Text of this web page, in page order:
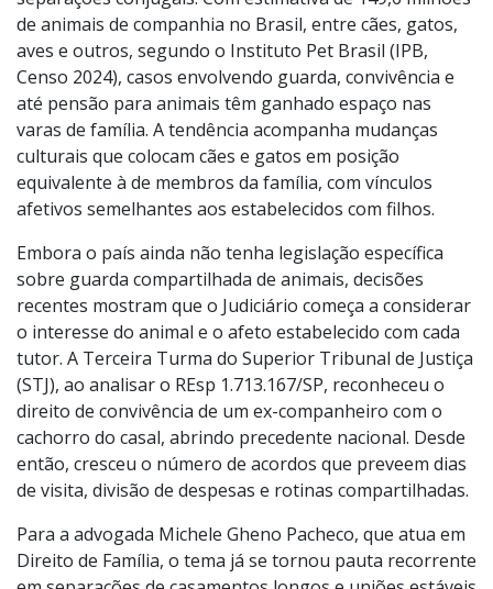
A presença de pets dentro das famílias brasileiras está
mudando o cenário das disputas judiciais em
separações conjugais. Com estimativa de 149,6 milhões
de animais de companhia no Brasil, entre cães, gatos,
aves e outros, segundo o Instituto Pet Brasil (IPB,
Censo 2024), casos envolvendo guarda, convivência e
até pensão para animais têm ganhado espaço nas
varas de família. A tendência acompanha mudanças
culturais que colocam cães e gatos em posição
equivalente à de membros da família, com vínculos
afetivos semelhantes aos estabelecidos com filhos.
Embora o país ainda não tenha legislação específica
sobre guarda compartilhada de animais, decisões
recentes mostram que o Judiciário começa a considerar
o interesse do animal e o afeto estabelecido com cada
tutor. A Terceira Turma do Superior Tribunal de Justiça
(STJ), ao analisar o REsp 1.713.167/SP, reconheceu o
direito de convivência de um ex-companheiro com o
cachorro do casal, abrindo precedente nacional. Desde
então, cresceu o número de acordos que preveem dias
de visita, divisão de despesas e rotinas compartilhadas.